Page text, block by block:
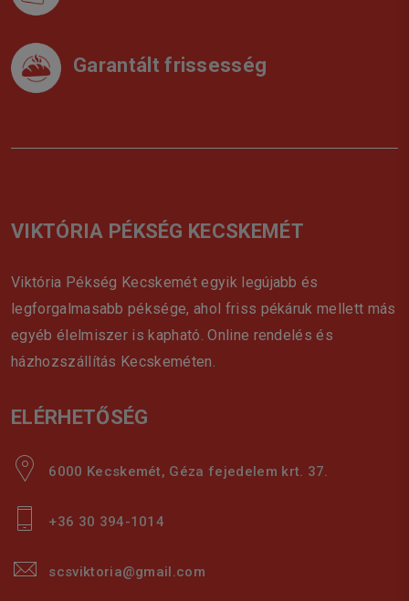
Garantált frissesség
VIKTÓRIA PÉKSÉG KECSKEMÉT
Viktória Pékség Kecskemét egyik legújabb és
legforgalmasabb péksége, ahol friss pékáruk mellett más
egyéb élelmiszer is kapható. Online rendelés és
házhozszállítás Kecskeméten.
ELÉRHETŐSÉG
6000 Kecskemét, Géza fejedelem krt. 37.
+36 30 394-1014
scsviktoria@gmail.com